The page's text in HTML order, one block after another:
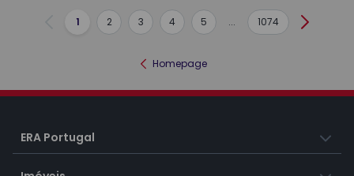
Anterior
1 2 3 4 5 ... 1074
Homepage
ERA Portugal